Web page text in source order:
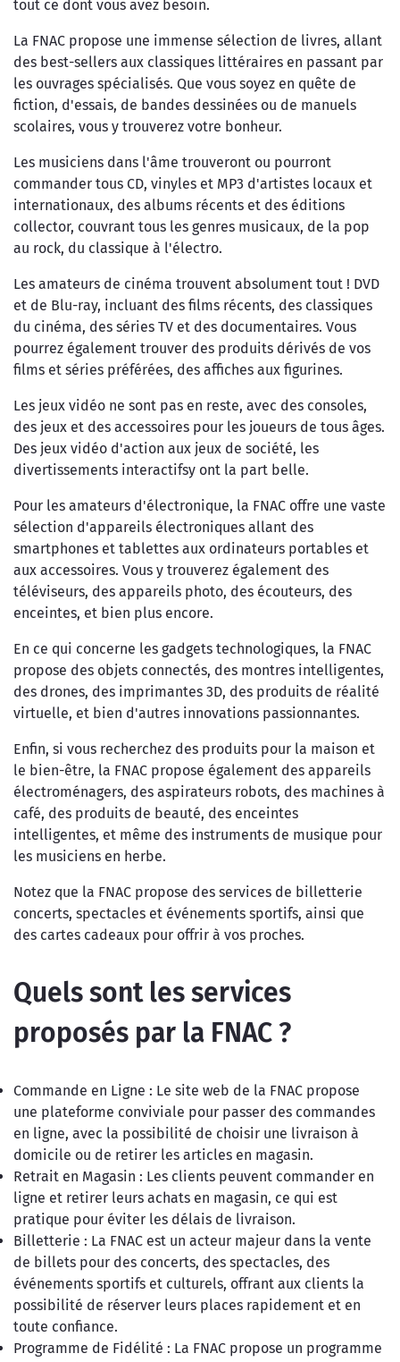
tout ce dont vous avez besoin.
La FNAC propose une immense sélection de livres, allant
des best-sellers aux classiques littéraires en passant par
les ouvrages spécialisés. Que vous soyez en quête de
fiction, d'essais, de bandes dessinées ou de manuels
scolaires, vous y trouverez votre bonheur.
Les musiciens dans l'âme trouveront ou pourront
commander tous CD, vinyles et MP3 d'artistes locaux et
internationaux, des albums récents et des éditions
collector, couvrant tous les genres musicaux, de la pop
au rock, du classique à l'électro.
Les amateurs de cinéma trouvent absolument tout ! DVD
et de Blu-ray, incluant des films récents, des classiques
du cinéma, des séries TV et des documentaires. Vous
pourrez également trouver des produits dérivés de vos
films et séries préférées, des affiches aux figurines.
Les jeux vidéo ne sont pas en reste, avec des consoles,
des jeux et des accessoires pour les joueurs de tous âges.
Des jeux vidéo d'action aux jeux de société, les
divertissements interactifsy ont la part belle.
Pour les amateurs d'électronique, la FNAC offre une vaste
sélection d'appareils électroniques allant des
smartphones et tablettes aux ordinateurs portables et
aux accessoires. Vous y trouverez également des
téléviseurs, des appareils photo, des écouteurs, des
enceintes, et bien plus encore.
En ce qui concerne les gadgets technologiques, la FNAC
propose des objets connectés, des montres intelligentes,
des drones, des imprimantes 3D, des produits de réalité
virtuelle, et bien d'autres innovations passionnantes.
Enfin, si vous recherchez des produits pour la maison et
le bien-être, la FNAC propose également des appareils
électroménagers, des aspirateurs robots, des machines à
café, des produits de beauté, des enceintes
intelligentes, et même des instruments de musique pour
les musiciens en herbe.
Notez que la FNAC propose des services de billetterie
concerts, spectacles et événements sportifs, ainsi que
des cartes cadeaux pour offrir à vos proches.
Quels sont les services
proposés par la FNAC ?
Commande en Ligne : Le site web de la FNAC propose
une plateforme conviviale pour passer des commandes
en ligne, avec la possibilité de choisir une livraison à
domicile ou de retirer les articles en magasin.
Retrait en Magasin : Les clients peuvent commander en
ligne et retirer leurs achats en magasin, ce qui est
pratique pour éviter les délais de livraison.
Billetterie : La FNAC est un acteur majeur dans la vente
de billets pour des concerts, des spectacles, des
événements sportifs et culturels, offrant aux clients la
possibilité de réserver leurs places rapidement et en
toute confiance.
Programme de Fidélité : La FNAC propose un programme